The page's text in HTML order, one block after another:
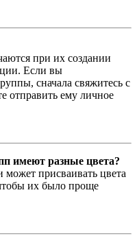
при их создании
Если вы
сначала свяжитесь с
отправить ему личное
имеют разные цвета?
присваивать цвета
их было проще